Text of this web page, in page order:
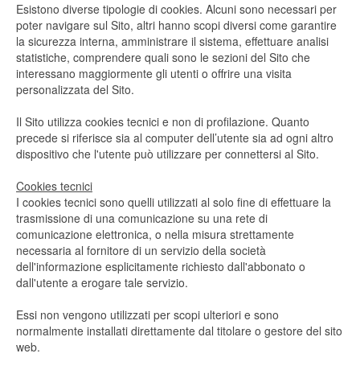
Esistono diverse tipologie di cookies. Alcuni sono necessari per
poter navigare sul Sito, altri hanno scopi diversi come garantire
la sicurezza interna, amministrare il sistema, effettuare analisi
statistiche, comprendere quali sono le sezioni del Sito che
interessano maggiormente gli utenti o offrire una visita
personalizzata del Sito.
Il Sito utilizza cookies tecnici e non di profilazione. Quanto
precede si riferisce sia al computer dell’utente sia ad ogni altro
dispositivo che l'utente può utilizzare per connettersi al Sito.
Cookies tecnici
I cookies tecnici sono quelli utilizzati al solo fine di effettuare la
trasmissione di una comunicazione su una rete di
comunicazione elettronica, o nella misura strettamente
necessaria al fornitore di un servizio della società
dell'informazione esplicitamente richiesto dall'abbonato o
dall'utente a erogare tale servizio.
Essi non vengono utilizzati per scopi ulteriori e sono
normalmente installati direttamente dal titolare o gestore del sito
web.